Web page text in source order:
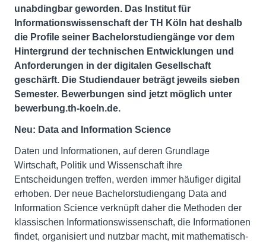
unabdingbar geworden. Das Institut für
Informationswissenschaft der TH Köln hat deshalb
die Profile seiner Bachelorstudiengänge vor dem
Hintergrund der technischen Entwicklungen und
Anforderungen in der digitalen Gesellschaft
geschärft. Die Studiendauer beträgt jeweils sieben
Semester. Bewerbungen sind jetzt möglich unter
bewerbung.th-koeln.de.
Neu: Data and Information Science
Daten und Informationen, auf deren Grundlage
Wirtschaft, Politik und Wissenschaft ihre
Entscheidungen treffen, werden immer häufiger digital
erhoben. Der neue Bachelorstudiengang Data and
Information Science verknüpft daher die Methoden der
klassischen Informationswissenschaft, die Informationen
findet, organisiert und nutzbar macht, mit mathematisch-